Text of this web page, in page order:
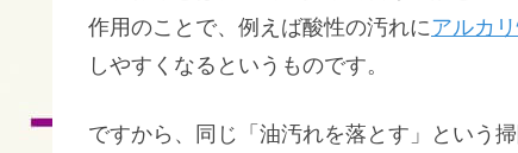
作用のことで、例えば酸性の汚れにアルカ
しやすくなるというものです。
ですから、同じ「油汚れを落とす」という掃